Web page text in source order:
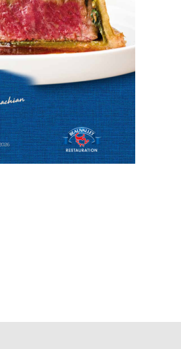
Agrandir